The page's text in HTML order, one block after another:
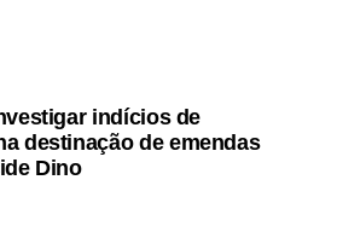
indícios de
destinação de emendas
Dino